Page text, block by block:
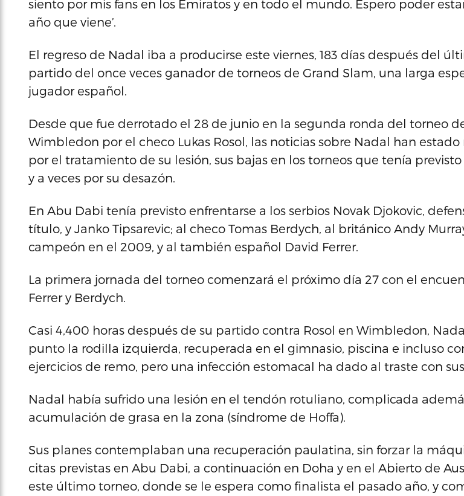
siento por mis fans en los Emiratos y en todo el mundo. Espero poder
año que viene’.
El regreso de Nadal iba a producirse este viernes, 183 días después del
partido del once veces ganador de torneos de Grand Slam, una larga
jugador español.
Desde que fue derrotado el 28 de junio en la segunda ronda del torneo
Wimbledon por el checo Lukas Rosol, las noticias sobre Nadal han estado
por el tratamiento de su lesión, sus bajas en los torneos que tenía
y a veces por su desazón.
En Abu Dabi tenía previsto enfrentarse a los serbios Novak Djokovic,
título, y Janko Tipsarevic; al checo Tomas Berdych, al británico Andy
campeón en el 2009, y al también español David Ferrer.
La primera jornada del torneo comenzará el próximo día 27 con el
Ferrer y Berdych.
Casi 4,400 horas después de su partido contra Rosol en Wimbledon,
punto la rodilla izquierda, recuperada en el gimnasio, piscina e incluso
ejercicios de remo, pero una infección estomacal ha dado al traste con
Nadal había sufrido una lesión en el tendón rotuliano, complicada
acumulación de grasa en la zona (síndrome de Hoffa).
Sus planes contemplaban una recuperación paulatina, sin forzar la
citas previstas en Abu Dabi, a continuación en Doha y en el Abierto de
este último torneo, donde se le espera como finalista el pasado año, y